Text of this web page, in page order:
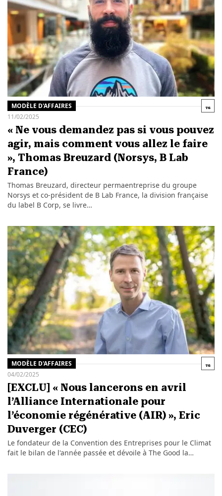
MODÈLE D'AFFAIRES
11/02/2025
« Ne vous demandez pas si vous pouvez
agir, mais comment vous allez le faire
», Thomas Breuzard (Norsys, B Lab
France)
Thomas Breuzard, directeur permaentreprise du groupe
Norsys et co-président de B Lab France, la division française
du label B Corp, se livre…
MODÈLE D'AFFAIRES
04/02/2025
[EXCLU] « Nous lancerons en avril
l’Alliance Internationale pour
l’économie régénérative (AIR) », Eric
Duverger (CEC)
Le fondateur de la Convention des Entreprises pour le Climat
fait le bilan de l'année passée et dévoile à The Good la…